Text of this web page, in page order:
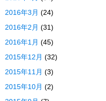
2016年3月 (24)
2016年2月 (31)
2016年1月 (45)
2015年12月 (32)
2015年11月 (3)
2015年10月 (2)